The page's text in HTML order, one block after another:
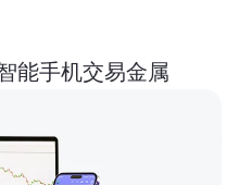
能手机交易金属